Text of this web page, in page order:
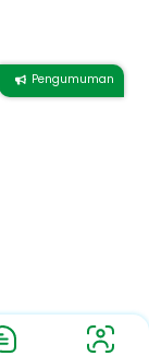
Pengumuman